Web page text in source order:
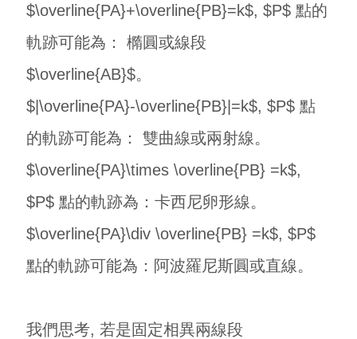
$\overline{PA}+\overline{PB}=k$, $P$ 點的
軌跡可能為： 橢圓或線段
$\overline{AB}$。
$|\overline{PA}-\overline{PB}|=k$, $P$ 點
的軌跡可能為： 雙曲線或兩射線。
$\overline{PA}\times \overline{PB} =k$,
$P$ 點的軌跡為：卡西尼卵形線。
$\overline{PA}\div \overline{PB} =k$, $P$
點的軌跡可能為：阿波羅尼斯圓或直線。
我們思考, 若是固定相異兩線段